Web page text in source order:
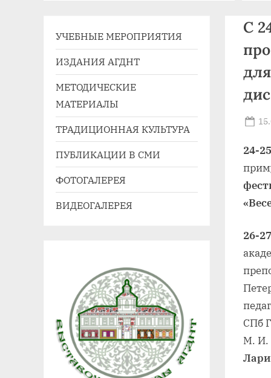
mail:
agdnt@yandex.ru
тел./
факс:
(3852)
63
39
С
24-
26-
СПб
М. И.
УЧЕБНЫЕ МЕРОПРИЯТИЯ
ИЗДАНИЯ АГДНТ
МЕТОДИЧЕСКИЕ
МАТЕРИАЛЫ
ТРАДИЦИОННАЯ КУЛЬТУРА
ПУБЛИКАЦИИ В СМИ
ФОТОГАЛЕРЕЯ
ВИДЕОГАЛЕРЕЯ